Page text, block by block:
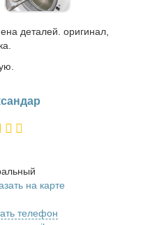
деталей. оригинал,
на карте
телефон